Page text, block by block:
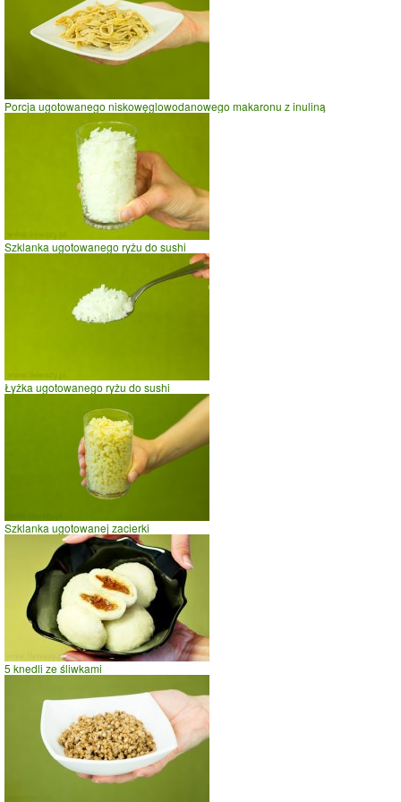
0
prowadzenie samochodu
Porcja ugotowanego niskowęglowodanowego makaronu z inuliną
Szklanka ugotowanego ryżu do sushi
Łyżka ugotowanego ryżu do sushi
Szklanka ugotowanej zacierki
5 knedli ze śliwkami